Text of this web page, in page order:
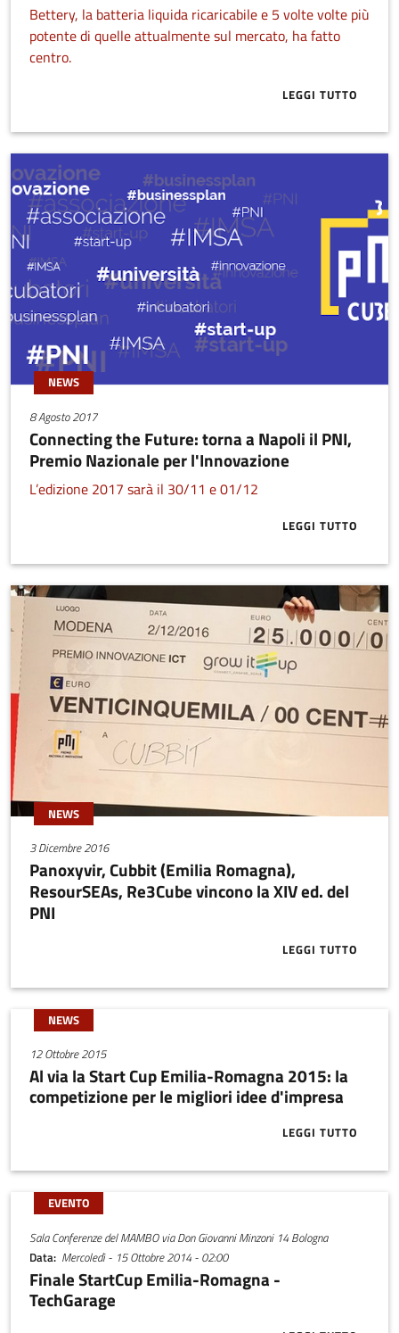
Bettery, la batteria liquida ricaricabile e 5 volte volte più
potente di quelle attualmente sul mercato, ha fatto
centro.
LEGGI TUTTO
ABOUT
NEWS
8 Agosto 2017
Connecting the Future: torna a Napoli il PNI,
Premio Nazionale per l'Innovazione
L’edizione 2017 sarà il 30/11 e 01/12
LEGGI TUTTO
ABOUT
NEWS
3 Dicembre 2016
Panoxyvir, Cubbit (Emilia Romagna),
ResourSEAs, Re3Cube vincono la XIV ed. del
PNI
LEGGI TUTTO
ABOUT
NEWS
12 Ottobre 2015
Al via la Start Cup Emilia-Romagna 2015: la
competizione per le migliori idee d'impresa
LEGGI TUTTO
ABOUT AL
EVENTO
Sala Conferenze del MAMBO via Don Giovanni Minzoni 14 Bologna
Data Mercoledì - 15 Ottobre 2014 - 02:00
Finale StartCup Emilia-Romagna -
TechGarage